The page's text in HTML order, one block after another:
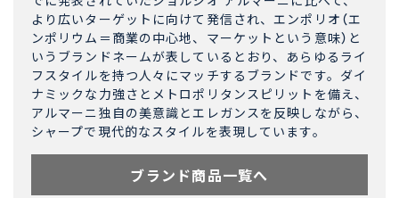
より広いターゲットに向けて発信され、エンポリオ（エ
ンポリウム＝商業の中心地、マーケットという意味）と
いうブランドネームが表しているとおり、あらゆるライ
フスタイルを持つ人々にマッチするブランドです。ダイ
ナミックな力強さとメトロポリタンスピリットを備え、
アルマーニ独自の美意識とエレガンスを反映しながら、
シャープで現代的なスタイルを表現しています。
ブランド商品一覧へ